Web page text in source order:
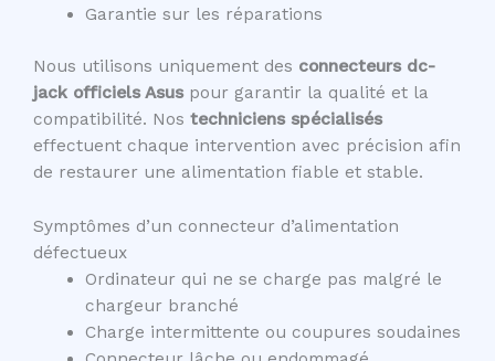
Garantie sur les réparations
Nous utilisons uniquement des connecteurs dc-
jack officiels Asuspour garantir la qualité et la
compatibilité. Nos techniciens spécialisés
effectuent chaque intervention avec précision afin
de restaurer une alimentation fiable et stable.
Symptômes d’un connecteur d’alimentation
défectueux
Ordinateur qui ne se charge pas malgré le
chargeur branché
Charge intermittente ou coupures soudaines